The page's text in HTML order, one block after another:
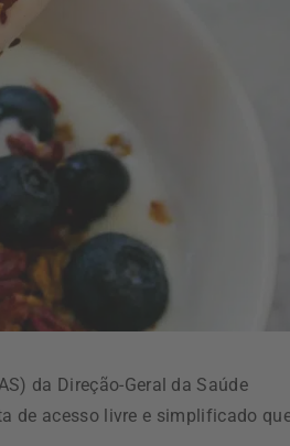
da Direção-Geral da Saúde
de acesso livre e simplificado